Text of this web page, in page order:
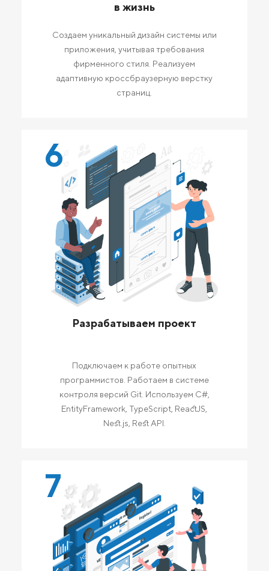
в жизнь
Создаем уникальный дизайн системы или
приложения, учитывая требования
фирменного стиля. Реализуем
адаптивную кроссбраузерную верстку
страниц.
6
Разрабатываем проект
Подключаем к работе опытных
программистов. Работаем в системе
контроля версий Git. Используем C#,
EntityFramework, TypeScript, ReactJS,
Nest.js, Rest API.
7